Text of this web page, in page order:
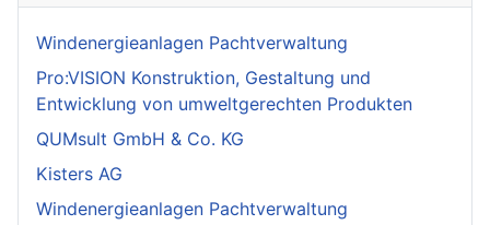
Windenergieanlagen Pachtverwaltung
Pro:VISION Konstruktion, Gestaltung und
Entwicklung von umweltgerechten Produkten
QUMsult GmbH & Co. KG
Kisters AG
Windenergieanlagen Pachtverwaltung